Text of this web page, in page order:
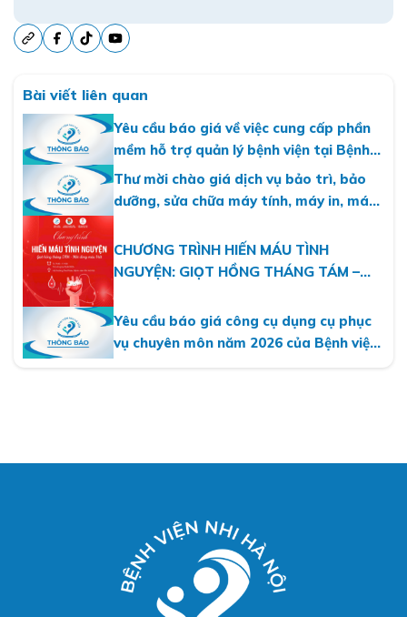
Bài viết liên quan
Yêu cầu báo giá về việc cung cấp phần
mềm hỗ trợ quản lý bệnh viện tại Bệnh
viện Nhi Hà Nội
Thư mời chào giá dịch vụ bảo trì, bảo
dưỡng, sửa chữa máy tính, máy in, máy
CHƯƠNG TRÌNH HIẾN MÁU TÌNH
NGUYỆN: GIỌT HỒNG THÁNG TÁM –
Yêu cầu báo giá công cụ dụng cụ phục
vụ chuyên môn năm 2026 của Bệnh viện